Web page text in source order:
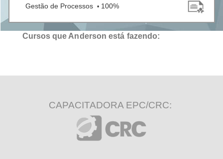
Gestão de Processos • 100%
Cursos que Anderson está fazendo:
CAPACITADORA EPC/CRC: